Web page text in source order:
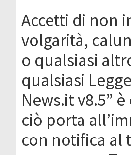
Accetti di non
volgarità,
o qualsiasi
qualsiasi
News.it v8.5”
ciò porta
con notifica al